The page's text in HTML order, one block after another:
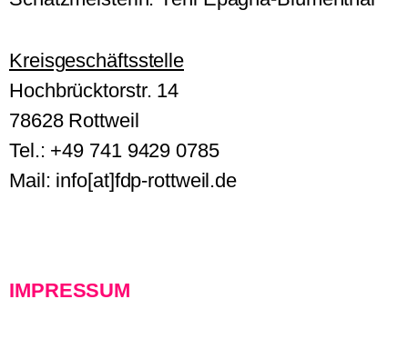
Kreisgeschäftsstelle
Hochbrücktorstr. 14
78628 Rottweil
Tel.: +49 741 9429 0785
Mail: info[at]fdp-rottweil.de
IMPRESSUM